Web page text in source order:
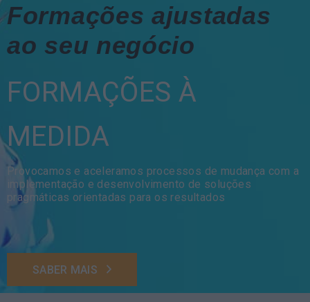
Formações ajustadas
ao seu negócio
FORMAÇÕES À
MEDIDA
Provocamos e aceleramos processos de mudança com a
implementação e desenvolvimento de soluções
pragmáticas orientadas para os resultados
SABER MAIS